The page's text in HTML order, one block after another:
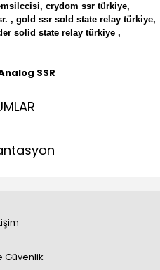
crydom ssr türkiye,
, gold ssr sold state relay türkiye,
solid state relay türkiye ,
SSR
Güvenlik